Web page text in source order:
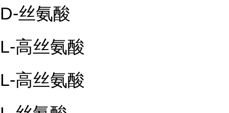
D-丝氨酸
L-高丝氨酸
L-高丝氨酸